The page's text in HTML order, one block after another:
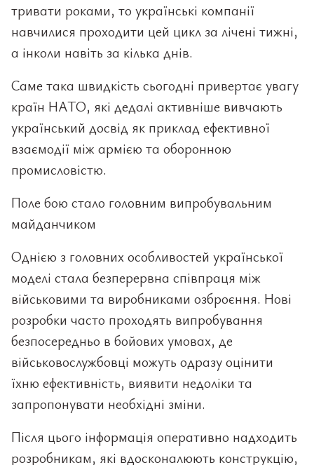
тривати роками, то українські компанії
навчилися проходити цей цикл за лічені тижні,
а інколи навіть за кілька днів.
Саме така швидкість сьогодні привертає увагу
країн НАТО, які дедалі активніше вивчають
український досвід як приклад ефективної
взаємодії між армією та оборонною
промисловістю.
Поле бою стало головним випробувальним
майданчиком
Однією з головних особливостей української
моделі стала безперервна співпраця між
військовими та виробниками озброєння. Нові
розробки часто проходять випробування
безпосередньо в бойових умовах, де
військовослужбовці можуть одразу оцінити
їхню ефективність, виявити недоліки та
запропонувати необхідні зміни.
Після цього інформація оперативно надходить
розробникам, які вдосконалюють конструкцію,